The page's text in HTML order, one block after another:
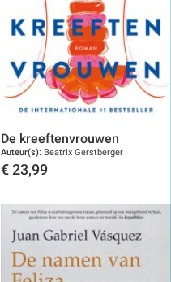
De kreeftenvrouwen
Auteur(s): Beatrix Gerstberger
€ 23,99